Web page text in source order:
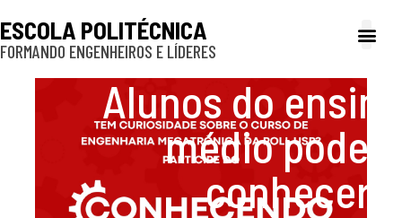
ESCOLA POLITÉCNICA
FORMANDO ENGENHEIROS E LÍDERES
Alunos do ensino
médio podem
conhecer a